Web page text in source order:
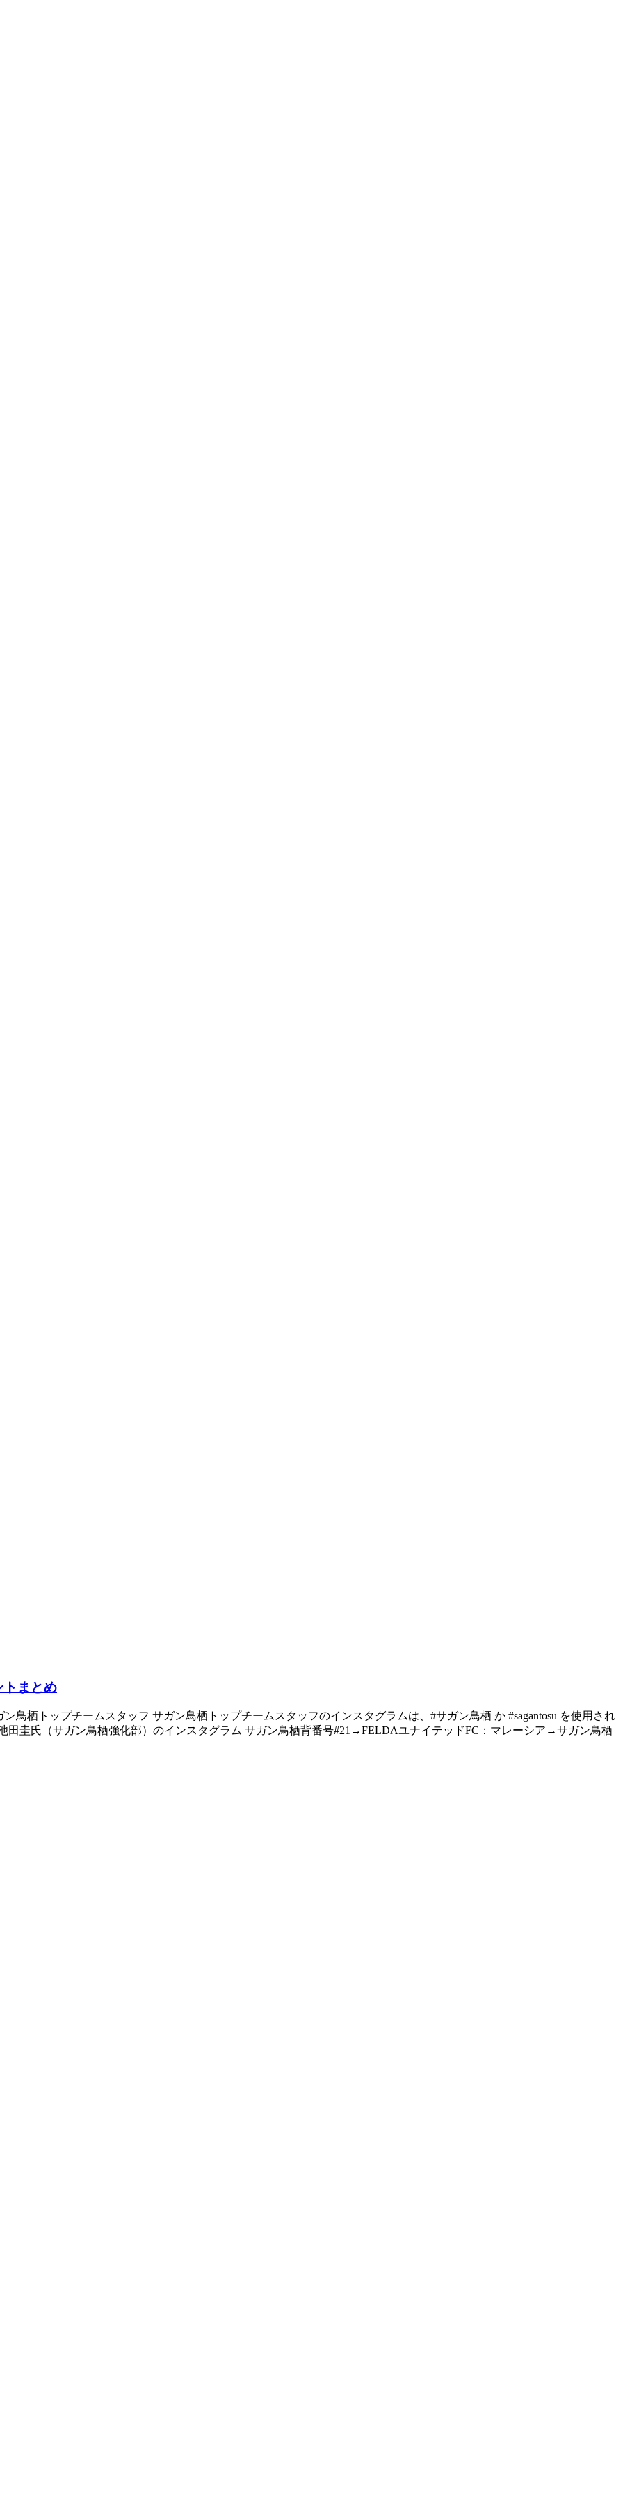
トまとめ
ン鳥栖トップチームスタッフ サガン鳥栖トップチームスタッフのインスタグラムは、#サガン鳥栖 か #sagantosu を使用され
田圭氏（サガン鳥栖強化部）のインスタグラム サガン鳥栖背番号#21→FELDAユナイテッドFC：マレーシア→サガン鳥栖